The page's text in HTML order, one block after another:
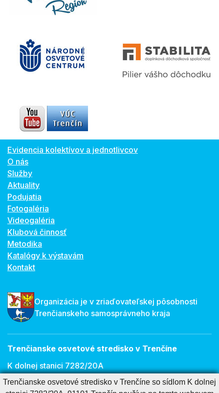
Evidencia kolektívov a jednotlivcov
O nás
Služby
Aktuality
Podujatia
Fotogaléria
Videogaléria
Klubová činnosť
Metodika
Katalógy k výstavám
Kontakt
Organizácia je v zriaďovateľskej pôsobnosti
Trenčianskeho samosprávneho kraja
Trenčianske osvetové stredisko v Trenčíne
K dolnej stanici 7282/20A
911 01 Trenčín
Trenčianske osvetové stredisko v Trenčíne so sídlom K dolnej